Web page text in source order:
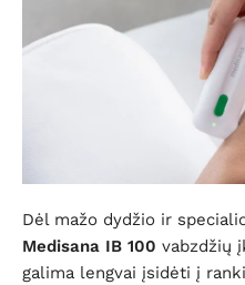
Dėl mažo dydžio ir
Medisana IB 100 vabzdžių
galima lengvai įsidėti į